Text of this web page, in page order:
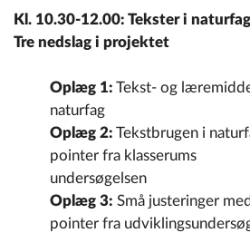
Kl. 10.30-12.00: Tekster i
Tre nedslag i projektet
Oplæg 1: Tekst- og
naturfag
Oplæg 2: Tekstbrugen i
pointer fra klasserums
undersøgelsen
Oplæg 3: Små justeringer
pointer fra